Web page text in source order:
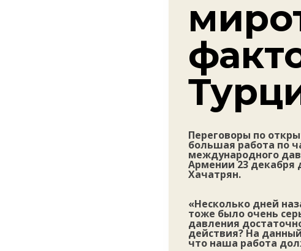
Переговоры по
большая работа по
международного
Армении 23 декабря
Хачатрян.
«Несколько дней
тоже было очень
давления
действия? На
что наша работа